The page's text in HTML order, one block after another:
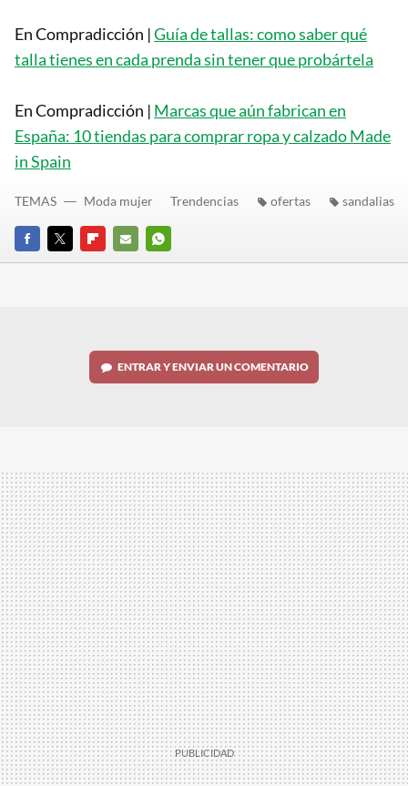
En Compradicción |Guía de tallas: como saber qué
talla tienes en cada prenda sin tener que probártela
En Compradicción | Marcas que aún fabrican en
España: 10 tiendas para comprar ropa y calzado Made
in Spain
FACEBOOK
TWITTERFLIPBOARD
E-
WHATSAPP
TEMAS Moda mujer Trendencias ofertas sandalias
ENTRAR Y ENVIAR UN COMENTARIO